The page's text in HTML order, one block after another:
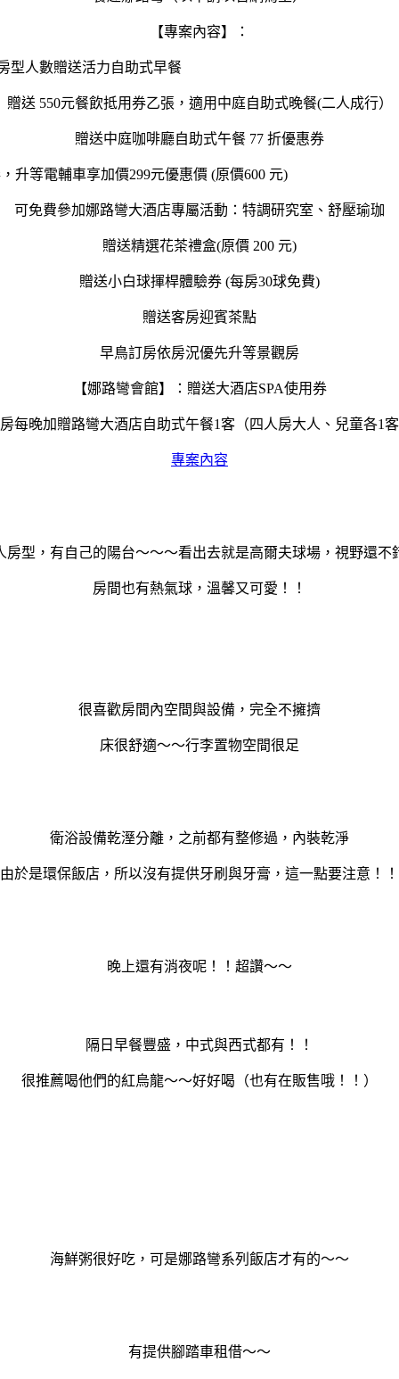
【專案內容】：
房型人數贈送活力自助式早
贈送 550元餐飲抵用券乙張，適用中庭自助式晚餐(二人成行）
贈送中庭咖啡廳自助式午餐 77 折優惠券
車使用券，升等電輔車享加價299元
可免費參加娜路彎大酒店專屬活動：特調研究室、舒壓瑜珈
贈送精選花茶禮盒(原價 200 元)
贈送小白球揮桿體驗券 (每房30球免費)
贈送客房迎賓茶點
早鳥訂房依房況優先升等景觀房
【娜路彎會館】：贈送大酒店SPA使用券
每晚加贈路彎大酒店自助式午餐1客（四人房大人、兒童各1客
專案內容
房型，有自己的陽台～～～看出去就是高爾夫球場，視野還不
房間也有熱氣球，溫馨又可愛！！
很喜歡房間內空間與設備，完全不擁擠
床很舒適～～行李置物空間很足
衛浴設備乾溼分離，之前都有整修過，內裝乾淨
由於是環保飯店，所以沒有提供牙刷與牙膏，這一點要注意！！
晚上還有消夜呢！！超讚～～
隔日早餐豐盛，中式與西式都有！！
很推薦喝他們的紅烏龍～～好好喝（也有在販售哦！！）
海鮮粥很好吃，可是娜路彎系列飯店才有的～～
有提供腳踏車租借～～